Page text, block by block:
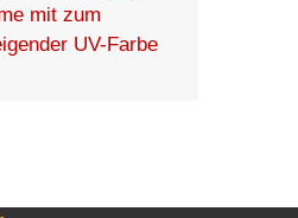
mit zum
UV-Farbe